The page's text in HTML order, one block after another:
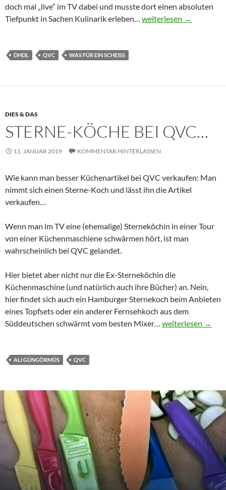
doch mal „live“ im TV dabei und musste dort einen absoluten
Tiefpunkt in Sachen Kulinarik erleben… Was für eine Pampe…
weiterlesen →
DHDL QVC WAS FÜR EIN SCHEISS
DIES & DAS
STERNE-KÖCHE BEI QVC…
11. JANUAR 2019 KOMMENTAR HINTERLASSEN
Wie kann man besser Küchenartikel bei QVC verkaufen: Man
nimmt sich einen Sterne-Koch und lässt ihn die Artikel
verkaufen…
Wenn man im TV eine (ehemalige) Sterneköchin in einer Tour
von einer Küchenmaschiene schwärmen hört, ist man
wahrscheinlich bei QVC gelandet.
Hier bietet aber nicht nur die Ex-Sterneköchin die
Küchenmaschine (und natürlich auch ihre Bücher) an. Nein,
hier findet sich auch ein Hamburger Sternekoch beim Anbieten
eines Topfsets oder ein anderer Fernsehkoch aus dem
Süddeutschen schwärmt vom besten Mixer… Sterne-Köche bei
weiterlesen →
ALI GÜNGÖRMÜS QVC